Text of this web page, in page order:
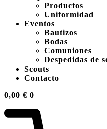
Productos
Uniformidad
Eventos
Bautizos
Bodas
Comuniones
Despedidas de
Scouts
Contacto
0,00 € 0